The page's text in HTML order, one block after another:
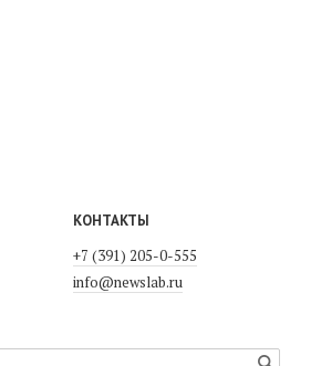
КОНТАКТЫ
+7 (391) 205-0-555
info@newslab.ru